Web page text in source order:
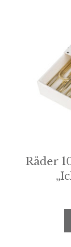
Räder